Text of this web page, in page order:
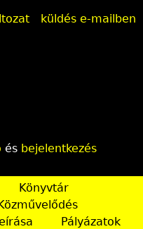
küldés e-mailben
és bejelentkezés
Könyvtár
Pályázatok